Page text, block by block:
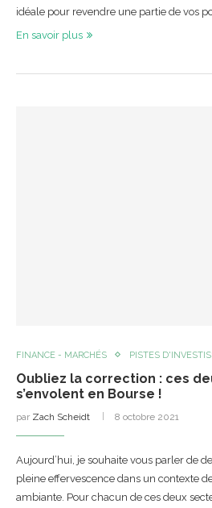
idéale pour revendre une partie de vos
En savoir plus
FINANCE - MARCHÉS PISTES
Oubliez la correction : ces
s’envolent en Bourse !
par Zach Scheidt 8 octobre 2021
Aujourd’hui, je souhaite vous parler de
pleine effervescence dans un contexte
ambiante. Pour chacun de ces deux